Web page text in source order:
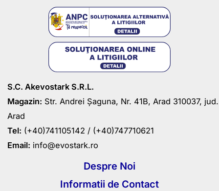
S.C. Akevostark S.R.L.
Magazin: Str. Andrei Șaguna, Nr. 41B, Arad 310037, jud.
Arad
Tel: (+40)741105142 / (+40)747710621
Email: info@evostark.ro
Despre Noi
Informatii de Contact